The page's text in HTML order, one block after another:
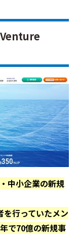
中小企業の新規
行っていたメン
で70億の新規事